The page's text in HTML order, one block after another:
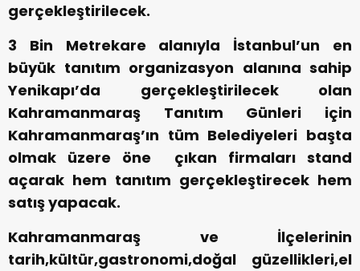
gerçekleştirilecek.
3 Bin Metrekare alanıyla İstanbul’un en
büyük tanıtım organizasyon alanına sahip
Yenikapı’da gerçekleştirilecek olan
Kahramanmaraş Tanıtım Günleri için
Kahramanmaraş’ın tüm Belediyeleri başta
olmak üzere öne çıkan firmaları stand
açarak hem tanıtım gerçekleştirecek hem
satış yapacak.
Kahramanmaraş ve İlçelerinin
tarih,kültür,gastronomi,doğal güzellikleri,el